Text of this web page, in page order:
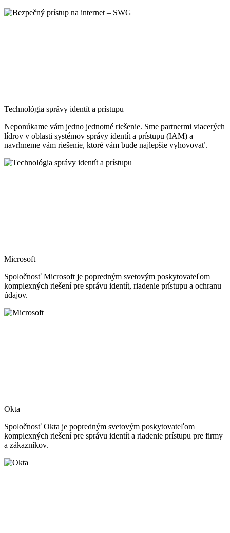
Technológia správy identít a prístupu
Neponúkame vám jedno jednotné riešenie. Sme partnermi viacerých
lídrov v oblasti systémov správy identít a prístupu (IAM) a
navrhneme vám riešenie, ktoré vám bude najlepšie vyhovovať.
Microsoft
Spoločnosť Microsoft je popredným svetovým poskytovateľom
komplexných riešení pre správu identít, riadenie prístupu a ochranu
údajov.
Okta
Spoločnosť Okta je popredným svetovým poskytovateľom
komplexných riešení pre správu identít a riadenie prístupu pre firmy
a zákazníkov.